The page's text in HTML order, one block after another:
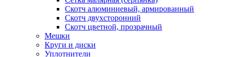
Скотч алюминиевый, армированный
Скотч двухсторонний
Скотч цветной, прозрачный
Мешки
Круги и диски
Уплотнители